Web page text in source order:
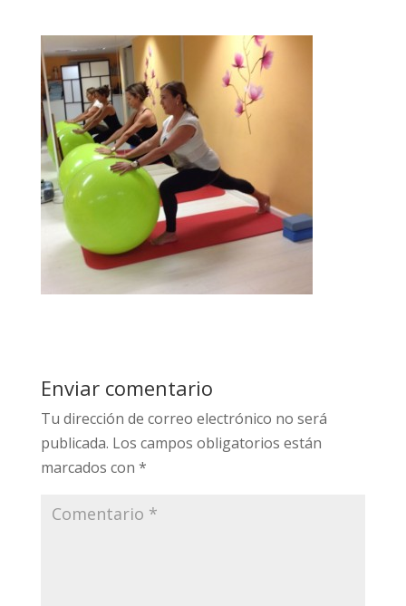
Enviar comentario
Tu dirección de correo electrónico no será
publicada. Los campos obligatorios están
marcados con *